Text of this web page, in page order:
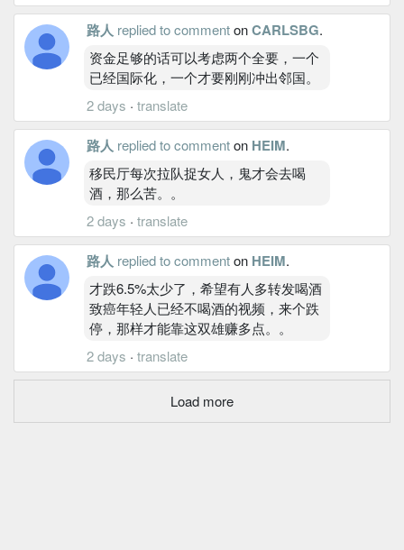
路人 replied to commentonCARLSBG.
资金足够的话可以考虑两个全要，一个
已经国际化，一个才要刚刚冲出邻国。
2 days · translate
路人 replied to commenton HEIM.
移民厅每次拉队捉女人，鬼才会去喝
酒，那么苦。。
2 days · translate
路人 replied to commenton HEIM.
才跌6.5%太少了，希望有人多转发喝酒
致癌年轻人已经不喝酒的视频，来个跌
停，那样才能靠这双雄赚多点。。
2 days · translate
Load more